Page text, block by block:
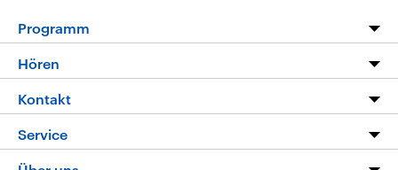
Programm
Programm
Die Nachrichten
Nachrichtenleicht
Hören
Livestream
Podcasts
Kontakt
Hörerservice
Service
FAQ